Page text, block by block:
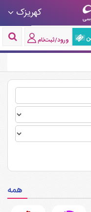
کهریزک
ورود/ثبت‌نام
همه